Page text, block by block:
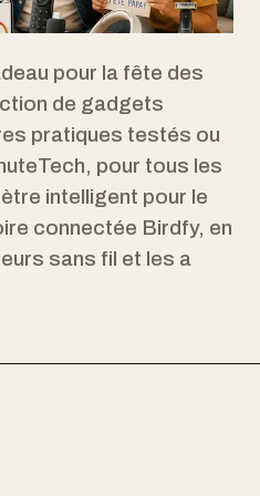
pour la fête des
de gadgets
pratiques testés ou
pour tous les
intelligent pour le
connectée Birdfy, en
sans fil et les a